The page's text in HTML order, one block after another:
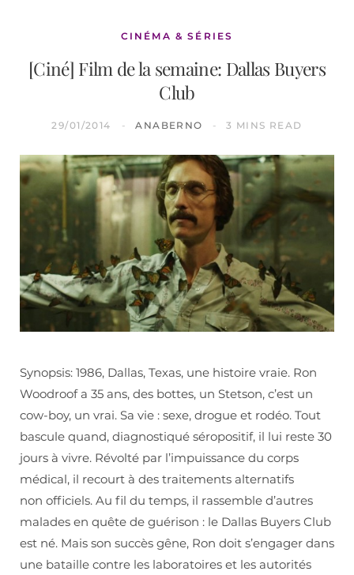
CINÉMA & SÉRIES
[Ciné] Film de la semaine: Dallas Buyers
Club
29/01/2014 ANABERNO 3 MINS READ
Synopsis: 1986, Dallas, Texas, une histoire vraie. Ron
Woodroof a 35 ans, des bottes, un Stetson, c’est un
cow-boy, un vrai. Sa vie : sexe, drogue et rodéo. Tout
bascule quand, diagnostiqué séropositif, il lui reste 30
jours à vivre. Révolté par l’impuissance du corps
médical, il recourt à des traitements alternatifs
non officiels. Au fil du temps, il rassemble d’autres
malades en quête de guérison : le Dallas Buyers Club
est né. Mais son succès gêne, Ron doit s’engager dans
une bataille contre les laboratoires et les autorités